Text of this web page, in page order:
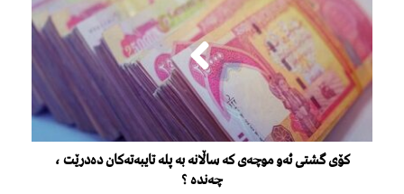
كۆی گشتی ئەو موچەی كە ساڵانە بە پلە تایبەتەكان دەدرێت ،
چەندە ؟